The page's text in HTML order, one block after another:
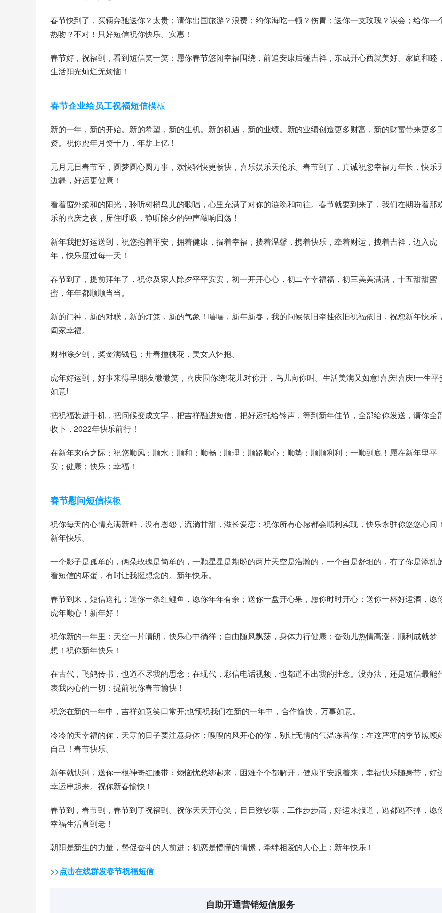
春节快到了，买辆奔驰送你？太贵；请你出国旅游？浪费；约你海吃一顿？伤胃；送你一支玫瑰？误会；给你一
热吻？不对！只好短信祝你快乐。实惠！
春节好，祝福到，看到短信笑一笑：愿你春节悠闲幸福围绕，前追安康后碰吉祥，东成开心西就美好。家庭和睦，
生活阳光灿烂无烦恼！
春节企业给员工祝福短信模板
新的一年，新的开始。新的希望，新的生机。新的机遇，新的业绩。新的业绩创造更多财富，新的财富带来更多
资。祝你虎年月资千万，年薪上亿！
元月元日春节至，圆梦圆心圆万事，欢快轻快更畅快，喜乐娱乐天伦乐。春节到了，真诚祝您幸福万年长，快乐
边疆，好运更健康！
看着窗外柔和的阳光，聆听树梢鸟儿的歌唱，心里充满了对你的涟漪和向往。春节就要到来了，我们在期盼着那
乐的喜庆之夜，屏住呼吸，静听除夕的钟声敲响回荡！
新年我把好运送到，祝您抱着平安，拥着健康，揣着幸福，搂着温馨，携着快乐，牵着财运，拽着吉祥，迈入虎
年，快乐度过每一天！
春节到了，提前拜年了，祝你及家人除夕平平安安，初一开开心心，初二幸幸福福，初三美美满满，十五甜甜蜜
蜜，年年都顺顺当当。
新的门神，新的对联，新的灯笼，新的气象！嘻嘻，新年新春，我的问候依旧牵挂依旧祝福依旧：祝您新年快乐，
阖家幸福。
财神除夕到，奖金满钱包；开春撞桃花，美女入怀抱。
虎年好运到，好事来得早!朋友微微笑，喜庆围你绕!花儿对你开，鸟儿向你叫。生活美满又如意!喜庆!喜庆!一生平
如意!
把祝福装进手机，把问候变成文字，把吉祥融进短信，把好运托给铃声，等到新年佳节，全部给你发送，请你全
收下，2022年快乐前行！
在新年来临之际：祝您顺风；顺水；顺和；顺畅；顺理；顺路顺心；顺势；顺顺利利；一顺到底！愿在新年里平
安；健康；快乐；幸福！
春节慰问短信模板
祝你每天的心情充满新鲜，没有恩怨，流淌甘甜，滋长爱恋；祝你所有心愿都会顺利实现，快乐永驻你悠悠心间！
新年快乐。
一个影子是孤单的，俩朵玫瑰是简单的，一颗星星是期盼的两片天空是浩瀚的，一个自是舒坦的，有了你是添乱
看短信的坏蛋，有时让我挺想念的。新年快乐。
春节到来，短信送礼：送你一条红鲤鱼，愿你年年有余；送你一盘开心果，愿你时时开心；送你一杯好运酒，愿
虎年顺心！新年好！
祝你新的一年里：天空一片晴朗，快乐心中徜徉；自由随风飘荡，身体力行健康；奋劲儿热情高涨，顺利成就梦
想！祝你新年快乐！
在古代，飞鸽传书，也道不尽我的思念；在现代，彩信电话视频，也都道不出我的挂念。没办法，还是短信最能
表我内心的一切：提前祝你春节愉快！
祝您在新的一年中，吉祥如意笑口常开;也预祝我们在新的一年中，合作愉快，万事如意。
冷冷的天幸福的你，天寒的日子要注意身体；嗖嗖的风开心的你，别让无情的气温冻着你；在这严寒的季节照顾
自己！春节快乐。
新年就快到，送你一根神奇红腰带：烦恼忧愁绑起来，困难个个都解开，健康平安跟着来，幸福快乐随身带，好
幸运串起来。祝你新春愉快！
春节到，春节到，春节到了祝福到。祝你天天开心笑，日日数钞票，工作步步高，好运来报道，逃都逃不掉，愿
幸福生活直到老！
朝阳是新生的力量，督促奋斗的人前进；初恋是懵懂的情愫，牵绊相爱的人心上；新年快乐！
>>点击在线群发春节祝福短信
自助开通营销短信服务